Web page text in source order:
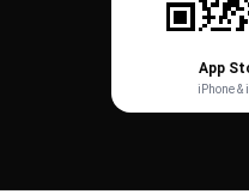
App
iPhone &